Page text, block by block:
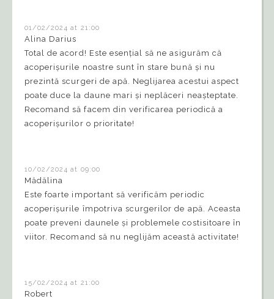
01/02/2024 at 21:00
Alina Darius
Total de acord! Este esențial să ne asigurăm că
acoperișurile noastre sunt în stare bună și nu
prezintă scurgeri de apă. Neglijarea acestui aspect
poate duce la daune mari și neplăceri neașteptate.
Recomand să facem din verificarea periodică a
acoperișurilor o prioritate!
10/02/2024 at 09:00
Mădălina
Este foarte important să verificăm periodic
acoperișurile împotriva scurgerilor de apă. Aceasta
poate preveni daunele și problemele costisitoare în
viitor. Recomand să nu neglijăm această activitate!
15/02/2024 at 21:00
Robert